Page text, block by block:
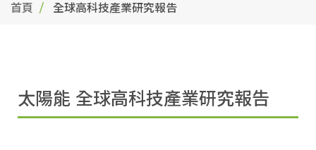
首頁 全球高科技產業研究報告
太陽能 全球高科技產業研究報告